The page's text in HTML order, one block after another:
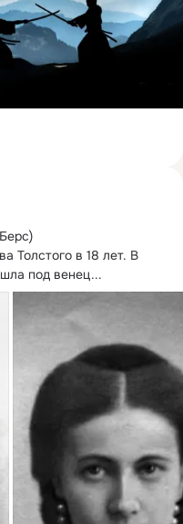
Толстого в 18 лет. В
под венец...